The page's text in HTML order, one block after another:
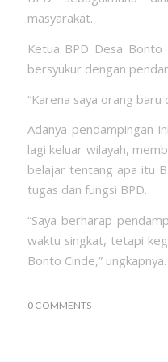
masyarakat.
Ketua BPD Desa Bonto
bersyukur dengan
“Karena saya orang baru
Adanya pendampingan
lagi keluar wilayah,
belajar tentang apa itu
tugas dan fungsi BPD.
“Saya berharap
waktu singkat, tetapi
Bonto Cinde,” ungkapnya.
0 COMMENTS